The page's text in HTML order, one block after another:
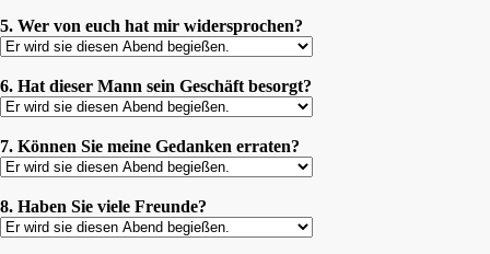
5. Wer von euch hat mir widersprochen?
6. Hat dieser Mann sein Geschäft besorgt?
7. Können Sie meine Gedanken erraten?
8. Haben Sie viele Freunde?